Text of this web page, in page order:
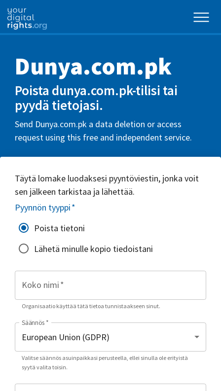
Dunya.com.pk
Poista dunya.com.pk-tilisi tai
pyydä tietojasi.
Send Dunya.com.pk a data deletion or access
request using this free and independent service.
Täytä lomake luodaksesi pyyntöviestin, jonka voit
sen jälkeen tarkistaa ja lähettää.
Pyynnön tyyppi*
Poista tietoni
Lähetä minulle kopio tiedoistani
Koko nimi*
Organisaatio käyttää tätä tietoa tunnistaakseen sinut.
Säännös *
Valitse säännös asuinpaikkasi perusteella, ellei sinulla ole erityistä
syytä valita toisin.